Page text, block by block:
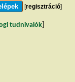
[regisztráció]
tudnivalók